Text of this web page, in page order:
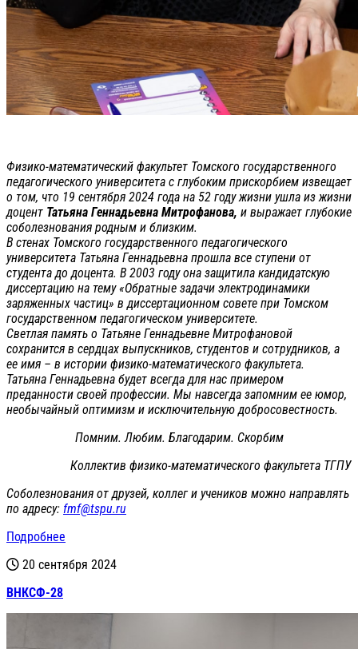
Физико-математический факультет Томского государственного
педагогического университета с глубоким прискорбием извещает
о том, что 19 сентября 2024 года на 52 году жизни ушла из жизни
доцент Татьяна Геннадьевна Митрофанова, и выражает глубокие
соболезнования родным и близким.
В стенах Томского государственного педагогического
университета Татьяна Геннадьевна прошла все ступени от
студента до доцента. В 2003 году она защитила кандидатскую
диссертацию на тему «Обратные задачи электродинамики
заряженных частиц» в диссертационном совете при Томском
государственном педагогическом университете.
Светлая память о Татьяне Геннадьевне Митрофановой
сохранится в сердцах выпускников, студентов и сотрудников, а
ее имя – в истории физико-математического факультета.
Татьяна Геннадьевна будет всегда для нас примером
преданности своей профессии. Мы навсегда запомним ее юмор,
необычайный оптимизм и исключительную добросовестность.
Помним. Любим. Благодарим. Скорбим
Коллектив физико-математического факультета ТГПУ
Соболезнования от друзей, коллег и учеников можно направлять
по адресу: fmf@tspu.ru
Подробнее
20 сентября 2024
ВНКСФ-28